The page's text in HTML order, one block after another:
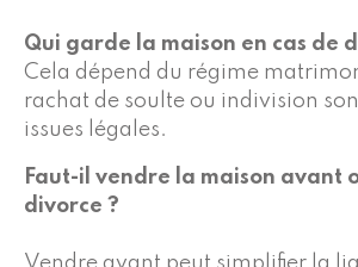
Qui garde la maison en cas de
Cela dépend du régime
rachat de soulte ou indivision
issues légales.
Faut-il vendre la maison avant
divorce ?